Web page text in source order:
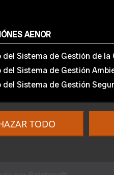
TODO
AENOR
Sistema de Gestión de la
Sistema de Gestión
Sistema de Gestión